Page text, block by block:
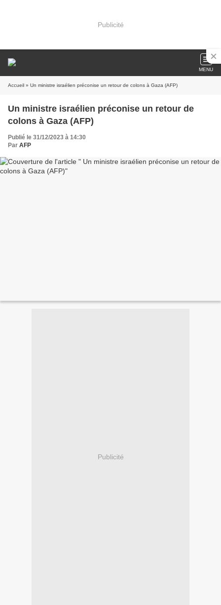
Publicité
MENU
Accueil » Un ministre israélien préconise un retour de colons à Gaza (AFP)
Un ministre israélien préconise un retour de
colons à Gaza (AFP)
Publié le 31/12/2023 à 14:30
Par AFP
Publicité